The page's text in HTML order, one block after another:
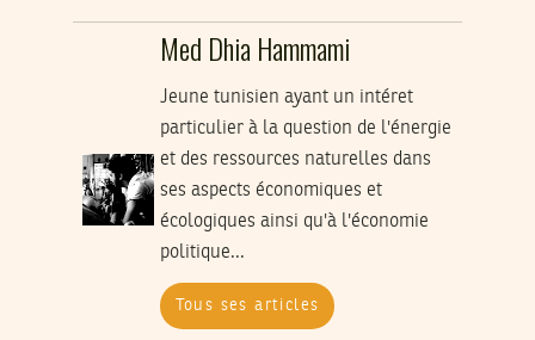
Med Dhia Hammami
Jeune tunisien ayant un intéret
particulier à la question de l'énergie
et des ressources naturelles dans
ses aspects économiques et
écologiques ainsi qu'à l'économie
politique...
Tous ses articles